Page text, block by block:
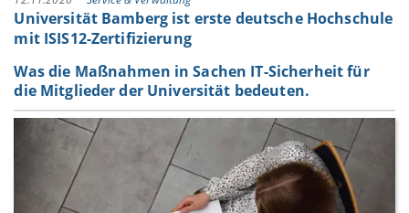
Universität Bamberg ist erste deutsche Hochschule
mit ISIS12-Zertifizierung
Was die Maßnahmen in Sachen IT-Sicherheit für
die Mitglieder der Universität bedeuten.